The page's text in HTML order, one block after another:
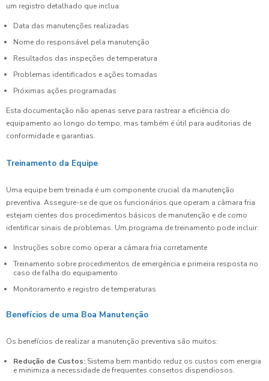
um registro detalhado que inclua:
Data das manutenções realizadas
Nome do responsável pela manutenção
Resultados das inspeções de temperatura
Problemas identificados e ações tomadas
Próximas ações programadas
Esta documentação não apenas serve para rastrear a eficiência do
equipamento ao longo do tempo, mas também é útil para auditorias de
conformidade e garantias.
Treinamento da Equipe
Uma equipe bem treinada é um componente crucial da manutenção
preventiva. Assegure-se de que os funcionários que operam a câmara fria
estejam cientes dos procedimentos básicos de manutenção e de como
identificar sinais de problemas. Um programa de treinamento pode incluir:
Instruções sobre como operar a câmara fria corretamente
Treinamento sobre procedimentos de emergência e primeira resposta no
caso de falha do equipamento
Monitoramento e registro de temperaturas
Benefícios de uma Boa Manutenção
Os benefícios de realizar a manutenção preventiva são muitos:
Redução de Custos: Sistema bem mantido reduz os custos com energia
e minimiza a necessidade de frequentes consertos dispendiosos.